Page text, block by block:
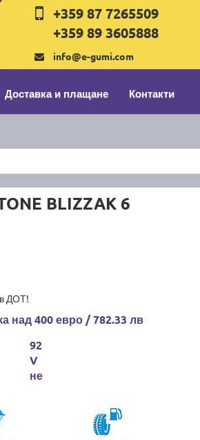
+359 87 7265509
+359 89 3605888
info@e-gumi.com
Доставка и плащане Контакти
BLIZZAK 6
ДОТ!
над 400 евро / 782.33 лв
92
V
не